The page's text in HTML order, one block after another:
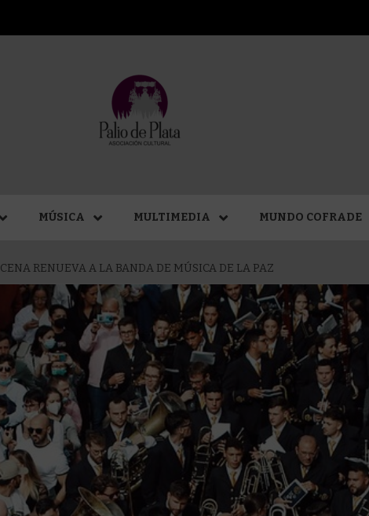
MÚSICA MULTIMEDIA MUNDO COFRADE
RENUEVA A LA BANDA DE MÚSICA DE LA PAZ